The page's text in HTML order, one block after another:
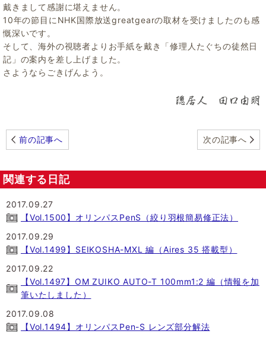
戴きまして感謝に堪えません。
10年の節目にNHK国際放送greatgearの取材を受けましたのも感
慨深いです。
そして、海外の視聴者よりお手紙を戴き「修理人たぐちの徒然日
記」の案内を差し上げました。
さようならごきげんよう。
前の記事へ 次の記事へ
関連する日記
2017.09.27
【Vol.1500】オリンパスPenS（絞り羽根簡易修正法）
2017.09.29
【Vol.1499】SEIKOSHA-MXL 編（Aires 35 搭載型）
2017.09.22
【Vol.1497】OM ZUIKO AUTO-T 100mm1:2 編（情報を加
筆いたしました）
2017.09.08
【Vol.1494】オリンパスPen-S レンズ部分解法